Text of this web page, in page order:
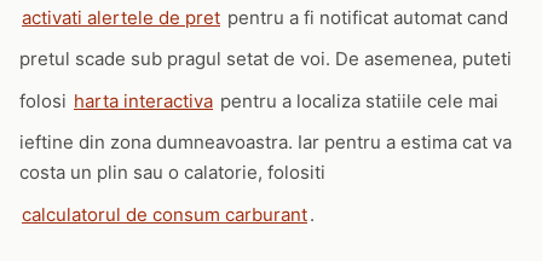
activati alertele de pret pentru a fi notificat automat cand
pretul scade sub pragul setat de voi. De asemenea, puteti
folosi harta interactiva pentru a localiza statiile cele mai
ieftine din zona dumneavoastra. Iar pentru a estima cat va
costa un plin sau o calatorie, folositi
calculatorul de consum carburant.